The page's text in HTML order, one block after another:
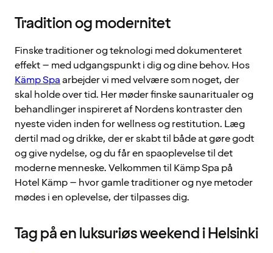
Tradition og modernitet
Finske traditioner og teknologi med dokumenteret
effekt – med udgangspunkt i dig og dine behov. Hos
Kämp Spaarbejder vi med velvære som noget, der
skal holde over tid. Her møder finske saunaritualer og
behandlinger inspireret af Nordens kontraster den
nyeste viden inden for wellness og restitution. Læg
dertil mad og drikke, der er skabt til både at gøre godt
og give nydelse, og du får en spaoplevelse til det
moderne menneske. Velkommen til Kämp Spa på
Hotel Kämp – hvor gamle traditioner og nye metoder
mødes i en oplevelse, der tilpasses dig.
Tag på en luksuriøs weekend i Helsinki